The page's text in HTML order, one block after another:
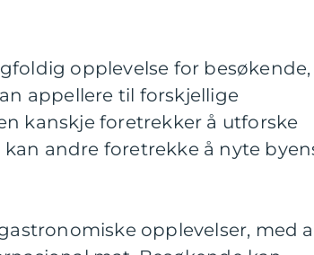
opplevelse for besøkende,
appellere til forskjellige
kanskje foretrekker å utforske
andre foretrekke å nyte
opplevelser, med